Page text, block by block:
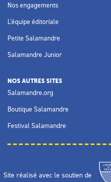
Nos engagements
L'équipe éditoriale
Petite Salamandre
Salamandre Junior
NOS AUTRES SITES
Salamandre.org
Boutique Salamandre
Festival Salamandre
Site réalisé avec le soutien de